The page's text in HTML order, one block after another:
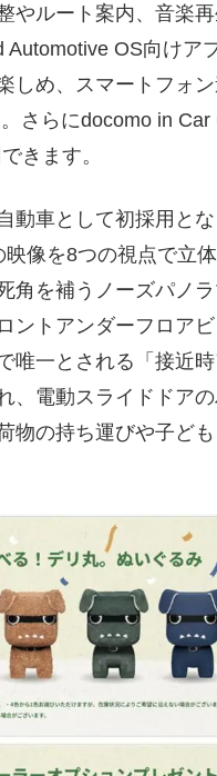
やルート案内、音楽
OS向けア
しめ、スマートフォ
さらにdocomo in
きます。
動車として初採用と
像を8つの視点で立
角を補うノーズパノ
ントアンダーフロア
唯一とされる「接近
、電動スライドドア
物の持ち運びや子ど